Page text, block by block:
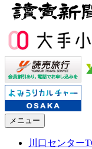
メニュー
川口センター